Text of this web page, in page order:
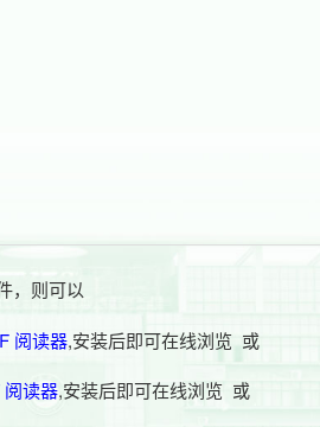
，则可以
阅读器,安装后即可在线浏览 或
阅读器,安装后即可在线浏览 或